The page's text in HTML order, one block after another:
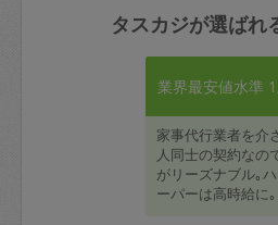
タスカジが選ばれ
業界最安値水準
家事代行業者を介
人同士の契約なの
がリーズナブル｡
ーパーは高時給に｡